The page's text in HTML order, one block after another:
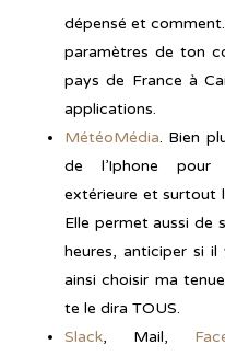
dépensé et
paramètres de ton
pays de France à
applications.
MétéoMédia. Bien
de l’Iphone pour
extérieure et surtout
Elle permet aussi de
heures, anticiper si
ainsi choisir ma
te le dira TOUS.
Slack, Mail,